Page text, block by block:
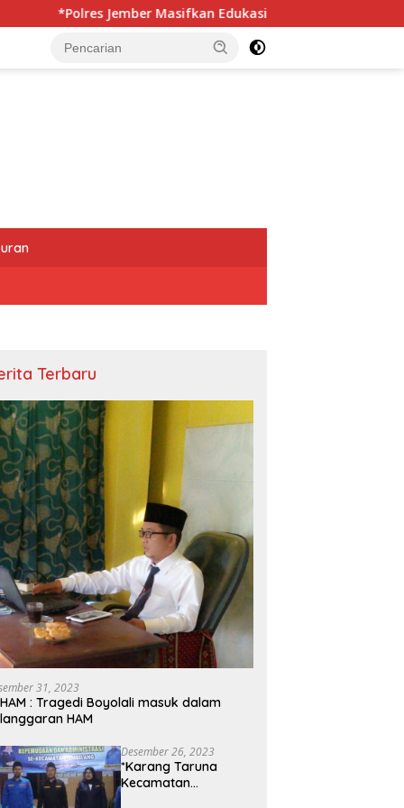
Masifkan Edukasi Berkendara Aman di Titik Rawan
Terbaru
31, 2023
: Tragedi Boyolali masuk dalam
HAM
Desember 26, 2023
*Karang Taruna
Kecamatan